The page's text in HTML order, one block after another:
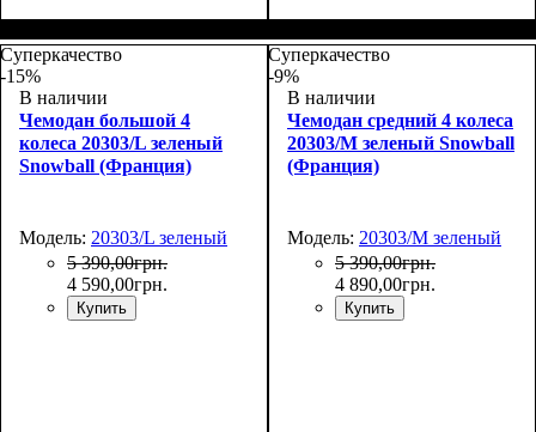
66х46х28+5
55х38х22
Суперкачество
-15%
В наличии
Чемодан большой 4
колеса 20303/L зеленый
Snowball (Франция)
Модель: 20303/L зеленый
5 390,00грн.
4 590,00грн.
Купить
Суперкачество
-9%
В наличии
Чемодан средний 4 колеса
20303/M зеленый Snowball
(Франция)
Модель: 20303/M зеленый
5 390,00грн.
4 890,00грн.
Купить